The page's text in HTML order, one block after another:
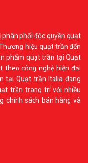
phân phối độc quyền quạt
hiệu quạt trần đến
phẩm quạt trần tại Quạt
theo công nghệ hiện đại
tại Quạt trần Italia đang
trần trang trí với nhiều
chính sách bán hàng và